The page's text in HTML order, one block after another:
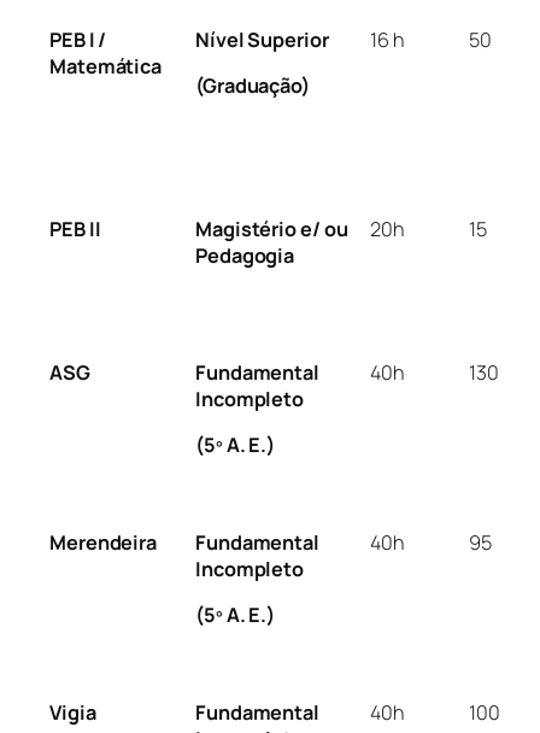
PEB I /
Matemática
Nível Superior
(Graduação)
16 h 50
PEB II
Magistério e/ ou
Pedagogia
20h 15
ASG
Fundamental
Incompleto
(5º A. E.)
40h 130
Merendeira
Fundamental
Incompleto
(5º A. E.)
40h 95
Vigia
Fundamental
40h 100